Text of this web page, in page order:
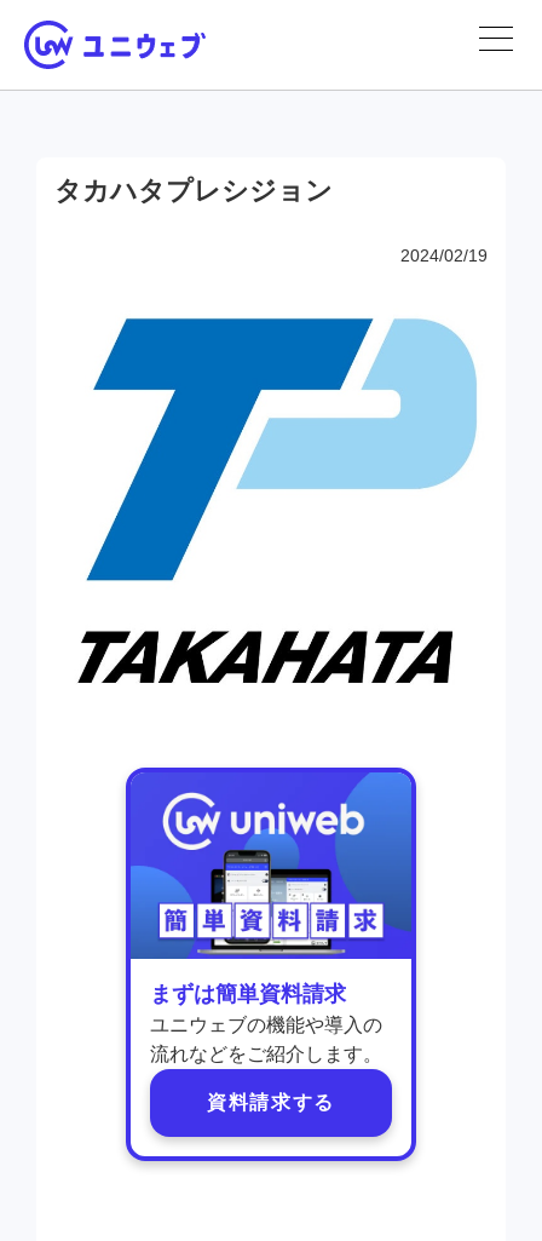
タカハタプレシジョン
2024/02/19
まずは簡単資料請求
ユニウェブの機能や導入の
流れなどをご紹介します。
資料請求する